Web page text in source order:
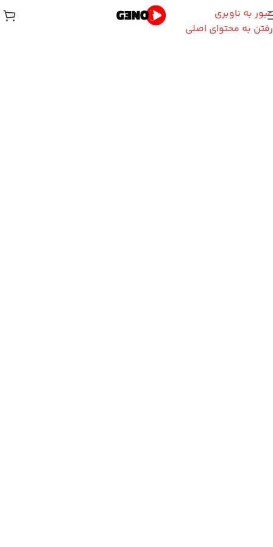
عبور به ناوبری
رفتن به محتوای اصلی